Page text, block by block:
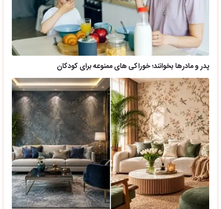
پدر و مادرها بخوانند؛ خوراکی های ممنوعه برای کودکان